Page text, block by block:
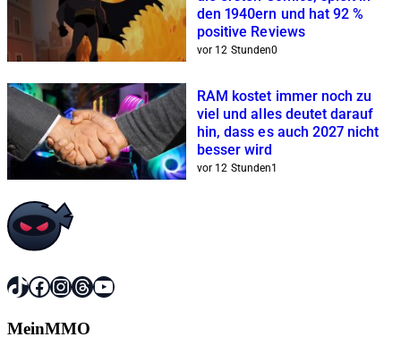
den 1940ern und hat 92 %
positive Reviews
vor 12 Stunden0
RAM kostet immer noch zu
viel und alles deutet darauf
hin, dass es auch 2027 nicht
besser wird
vor 12 Stunden1
TikTok
Facebook
Instagram
Threads
YouTube
MeinMMO